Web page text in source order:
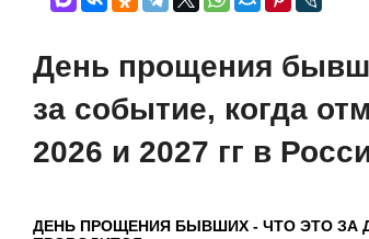
День прощения
за событие, когда
2026 и 2027 гг в
ДЕНЬ ПРОЩЕНИЯ БЫВШИХ - ЧТО ЭТО ЗА